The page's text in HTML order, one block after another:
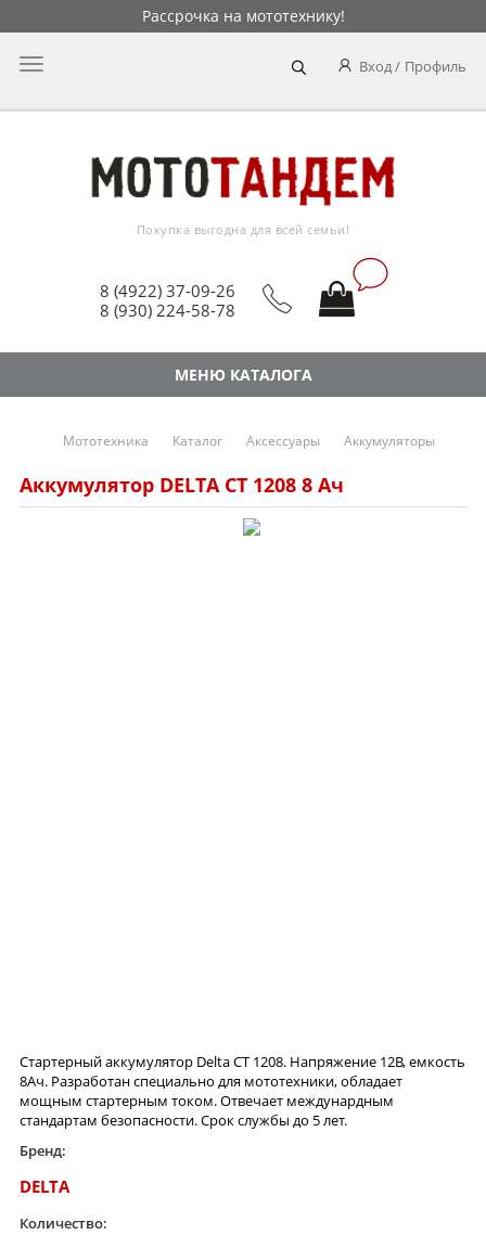
Рассрочка на мототехнику!
Вход Профиль
Главное
8 (4922) 37-09-26
8 (930) 224-58-78
Покупка выгодна для всей семьи!
МЕНЮ КАТАЛОГА
Мототехника Каталог Аксессуары Аккумуляторы
Аккумулятор DELTA CT 1208 8 Ач
Стартерный аккумулятор Delta CT 1208. Напряжение 12В, емкость
8Ач. Разработан специально для мототехники, обладает
мощным стартерным током. Отвечает междунардным
стандартам безопасности. Срок службы до 5 лет.
Бренд:
DELTA
Количество: